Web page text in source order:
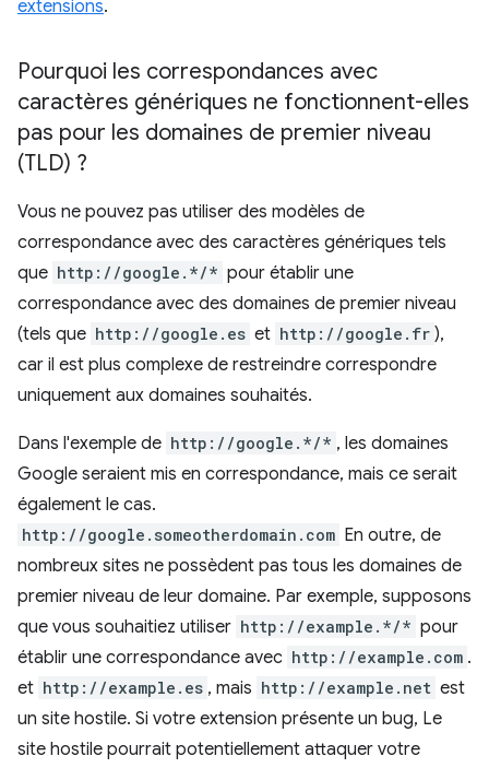
extensions.
Pourquoi les correspondances avec
caractères génériques ne fonctionnent-elles
pas pour les domaines de premier niveau
(TLD) ?
Vous ne pouvez pas utiliser des modèles de
correspondance avec des caractères génériques tels
que http://google.*/* pour établir une
correspondance avec des domaines de premier niveau
(tels que http://google.es et http://google.fr ),
car il est plus complexe de restreindre correspondre
uniquement aux domaines souhaités.
Dans l'exemple de http://google.*/* , les domaines
Google seraient mis en correspondance, mais ce serait
également le cas.
http://google.someotherdomain.com En outre, de
nombreux sites ne possèdent pas tous les domaines de
premier niveau de leur domaine. Par exemple, supposons
que vous souhaitiez utiliser http://example.*/* pour
établir une correspondance avec http://example.com .
et http://example.es , mais http://example.net est
un site hostile. Si votre extension présente un bug, Le
site hostile pourrait potentiellement attaquer votre